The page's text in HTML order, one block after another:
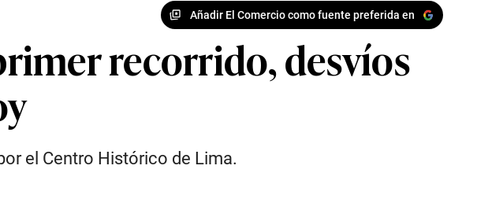
Añadir El Comercio como fuente preferida en
recorrido, desvíos
el Centro Histórico de Lima.